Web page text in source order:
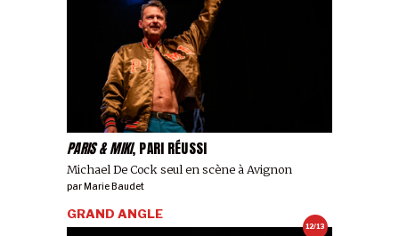
PARIS & MIKI, PARI RÉUSSI
Michael De Cock seul en scène à Avignon
parMarie Baudet
12/13
GRAND ANGLE